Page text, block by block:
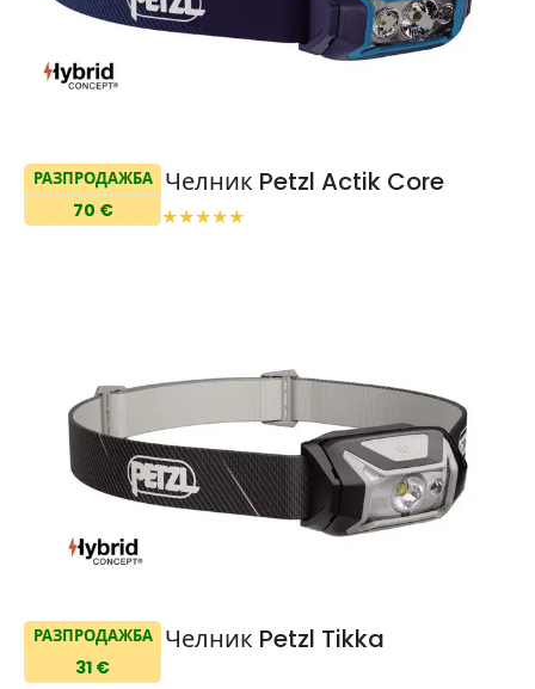
РАЗПРОДАЖБА
70 €
Челник Petzl Actik Core
РАЗПРОДАЖБА
31 €
Челник Petzl Tikka